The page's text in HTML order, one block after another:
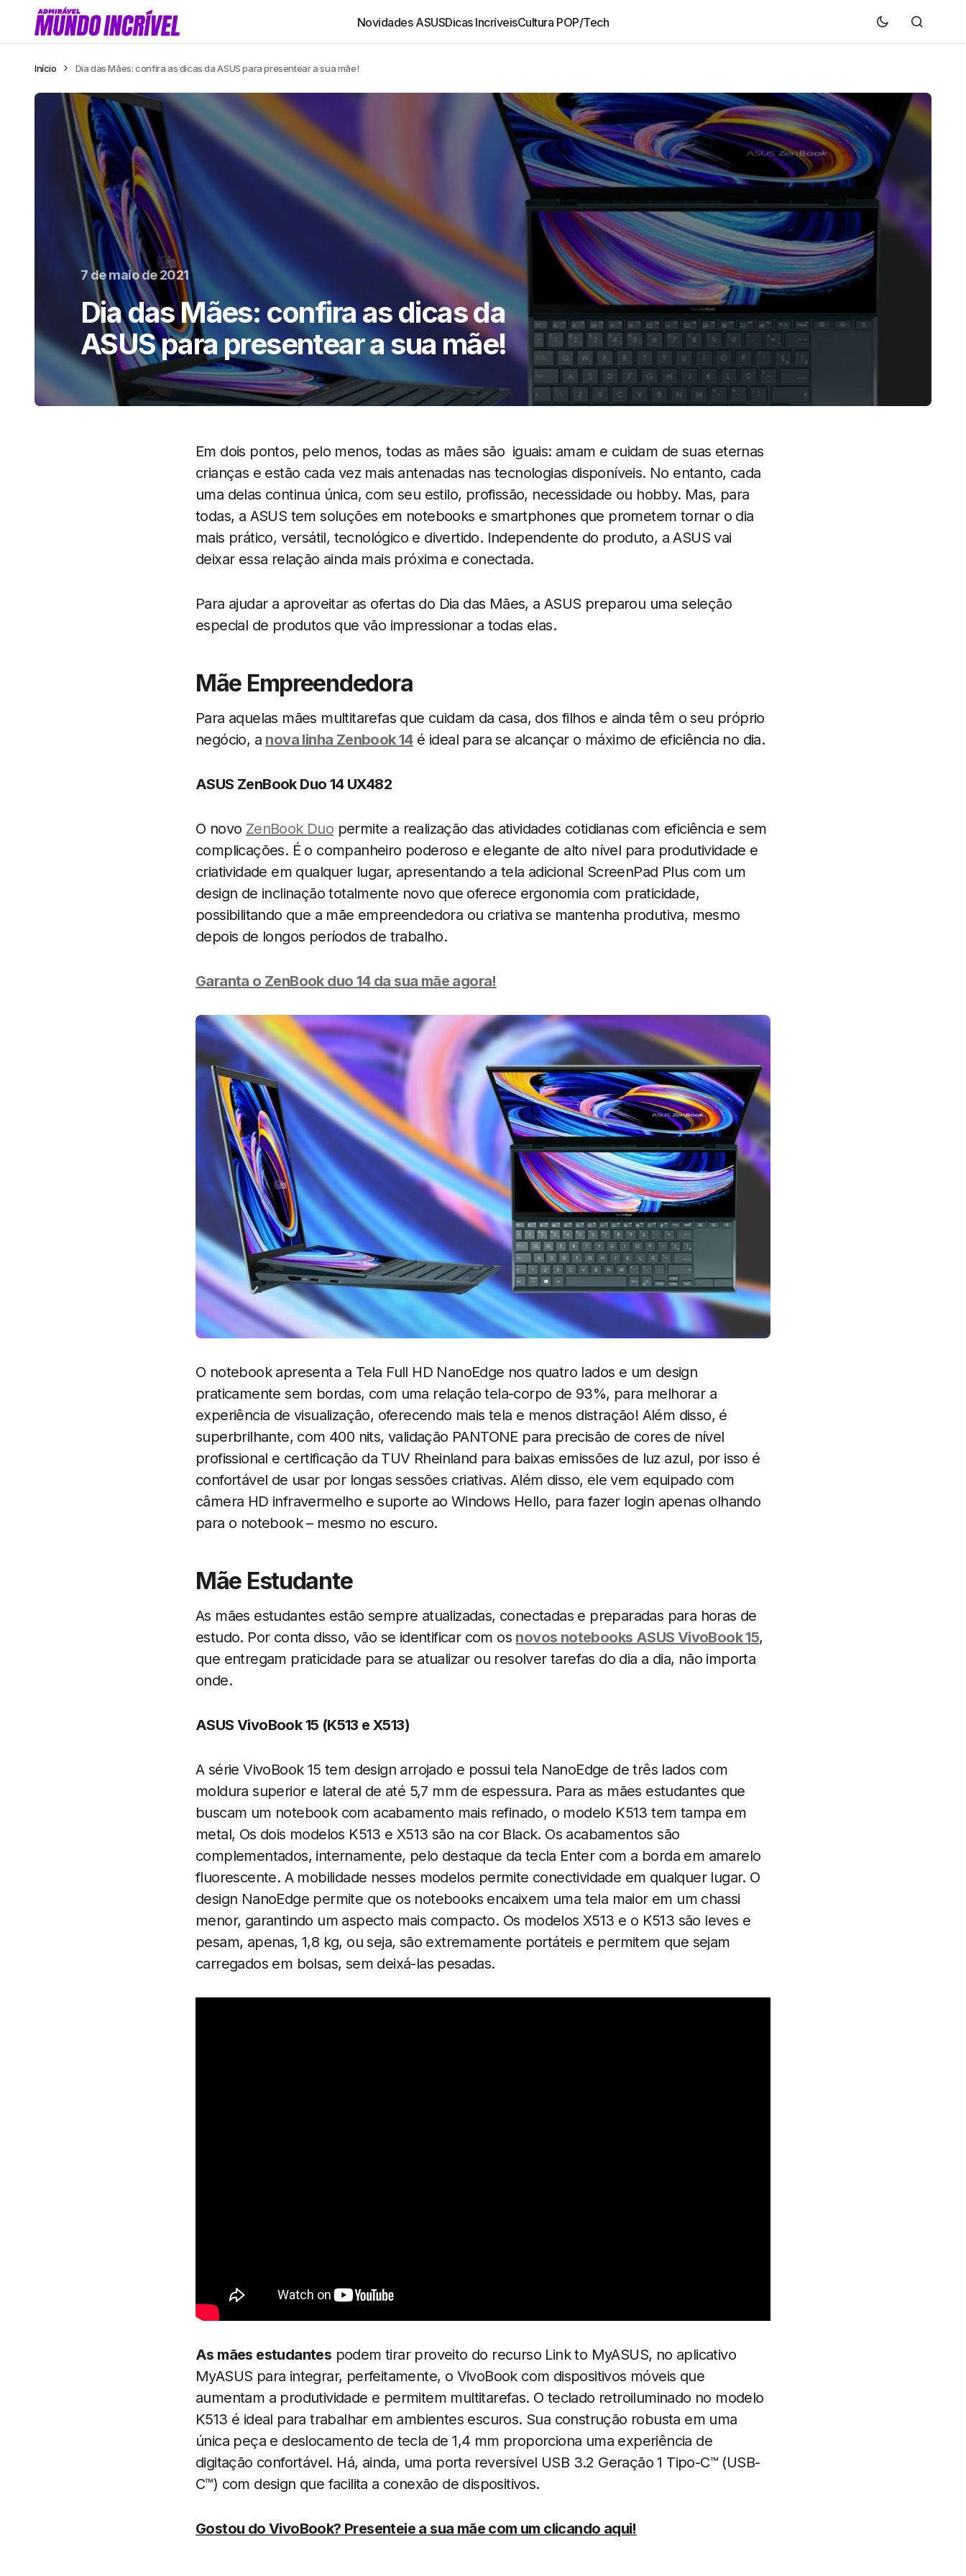
Novidades ASUSDicas IncríveisCultura POP/Tech
Início Dia das Mães: confira as dicas da ASUS para presentear a sua mãe!
7 de maio de 2021
Dia das Mães: confira as dicas da
ASUS para presentear a sua mãe!
Em dois pontos, pelo menos, todas as mães são iguais: amam e cuidam de suas eternas
crianças e estão cada vez mais antenadas nas tecnologias disponíveis. No entanto, cada
uma delas continua única, com seu estilo, profissão, necessidade ou hobby. Mas, para
todas, a ASUS tem soluções em notebooks e smartphones que prometem tornar o dia
mais prático, versátil, tecnológico e divertido. Independente do produto, a ASUS vai
deixar essa relação ainda mais próxima e conectada.
Para ajudar a aproveitar as ofertas do Dia das Mães, a ASUS preparou uma seleção
especial de produtos que vão impressionar a todas elas.
Mãe Empreendedora
Para aquelas mães multitarefas que cuidam da casa, dos filhos e ainda têm o seu próprio
negócio, a nova linha Zenbook 14é ideal para se alcançar o máximo de eficiência no dia.
ASUS ZenBook Duo 14 UX482
O novo ZenBook Duo permite a realização das atividades cotidianas com eficiência e sem
complicações. É o companheiro poderoso e elegante de alto nível para produtividade e
criatividade em qualquer lugar, apresentando a tela adicional ScreenPad Plus com um
design de inclinação totalmente novo que oferece ergonomia com praticidade,
possibilitando que a mãe empreendedora ou criativa se mantenha produtiva, mesmo
depois de longos períodos de trabalho.
Garanta o ZenBook duo 14 da sua mãe agora!
O notebook apresenta a Tela Full HD NanoEdge nos quatro lados e um design
praticamente sem bordas, com uma relação tela-corpo de 93%, para melhorar a
experiência de visualização, oferecendo mais tela e menos distração! Além disso, é
superbrilhante, com 400 nits, validação PANTONE para precisão de cores de nível
profissional e certificação da TUV Rheinland para baixas emissões de luz azul, por isso é
confortável de usar por longas sessões criativas. Além disso, ele vem equipado com
câmera HD infravermelho e suporte ao Windows Hello, para fazer login apenas olhando
para o notebook – mesmo no escuro.
Mãe Estudante
As mães estudantes estão sempre atualizadas, conectadas e preparadas para horas de
estudo. Por conta disso, vão se identificar com os novos notebooks ASUS VivoBook 15,
que entregam praticidade para se atualizar ou resolver tarefas do dia a dia, não importa
onde.
ASUS VivoBook 15 (K513 e X513)
A série VivoBook 15 tem design arrojado e possui tela NanoEdge de três lados com
moldura superior e lateral de até 5,7 mm de espessura. Para as mães estudantes que
buscam um notebook com acabamento mais refinado, o modelo K513 tem tampa em
metal, Os dois modelos K513 e X513 são na cor Black. Os acabamentos são
complementados, internamente, pelo destaque da tecla Enter com a borda em amarelo
fluorescente. A mobilidade nesses modelos permite conectividade em qualquer lugar. O
design NanoEdge permite que os notebooks encaixem uma tela maior em um chassi
menor, garantindo um aspecto mais compacto. Os modelos X513 e o K513 são leves e
pesam, apenas, 1,8 kg, ou seja, são extremamente portáteis e permitem que sejam
carregados em bolsas, sem deixá-las pesadas.
As mães estudantes podem tirar proveito do recurso Link to MyASUS, no aplicativo
MyASUS para integrar, perfeitamente, o VivoBook com dispositivos móveis que
aumentam a produtividade e permitem multitarefas. O teclado retroiluminado no modelo
K513 é ideal para trabalhar em ambientes escuros. Sua construção robusta em uma
única peça e deslocamento de tecla de 1,4 mm proporciona uma experiência de
digitação confortável. Há, ainda, uma porta reversível USB 3.2 Geração 1 Tipo-C™ (USB-
C™) com design que facilita a conexão de dispositivos.
Gostou do VivoBook? Presenteie a sua mãe com um clicando aqui!